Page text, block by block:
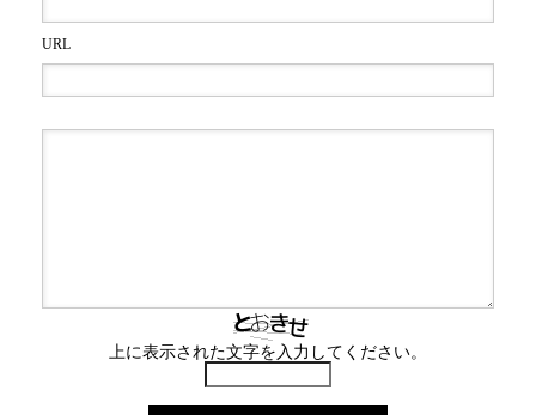
URL
上に表示された文字を入力してください。